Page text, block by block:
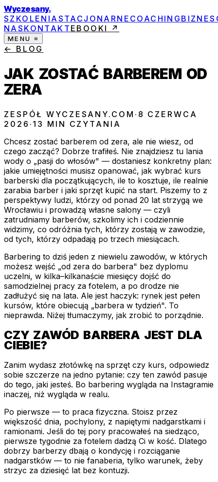
Wyczesany.
SZKOLENIA STACJONARNE COACHING
NAS KONTAKT EBOOKI ↗
MENU ≡
← BLOG
JAK ZOSTAĆ BARBEREM OD
ZERA
ZESPÓŁ WYCZESANY.COM · 8 CZERWCA
2026 · 13 MIN CZYTANIA
Chcesz zostać barberem od zera, ale nie wiesz, od
czego zacząć? Dobrze trafiłeś. Nie znajdziesz tu lania
wody o „pasji do włosów" — dostaniesz konkretny plan:
jakie umiejętności musisz opanować, jak wybrać kurs
barberski dla początkujących, ile to kosztuje, ile realnie
zarabia barber i jaki sprzęt kupić na start. Piszemy to z
perspektywy ludzi, którzy od ponad 20 lat strzygą we
Wrocławiu i prowadzą własne salony — czyli
zatrudniamy barberów, szkolimy ich i codziennie
widzimy, co odróżnia tych, którzy zostają w zawodzie,
od tych, którzy odpadają po trzech miesiącach.
Barbering to dziś jeden z niewielu zawodów, w których
możesz wejść „od zera do barbera" bez dyplomu
uczelni, w kilka–kilkanaście miesięcy dojść do
samodzielnej pracy za fotelem, a po drodze nie
zadłużyć się na lata. Ale jest haczyk: rynek jest pełen
kursów, które obiecują „barbera w tydzień". To
nieprawda. Niżej tłumaczymy, jak zrobić to porządnie.
CZY ZAWÓD BARBERA JEST DLA
CIEBIE?
Zanim wydasz złotówkę na sprzęt czy kurs, odpowiedz
sobie szczerze na jedno pytanie: czy ten zawód pasuje
do tego, jaki jesteś. Bo barbering wygląda na Instagramie
inaczej, niż wygląda w realu.
Po pierwsze — to praca fizyczna. Stoisz przez
większość dnia, pochylony, z napiętymi nadgarstkami i
ramionami. Jeśli do tej pory pracowałeś na siedząco,
pierwsze tygodnie za fotelem dadzą Ci w kość. Dlatego
dobrzy barberzy dbają o kondycję i rozciąganie
nadgarstków — to nie fanaberia, tylko warunek, żeby
strzyc za dziesięć lat bez kontuzji.